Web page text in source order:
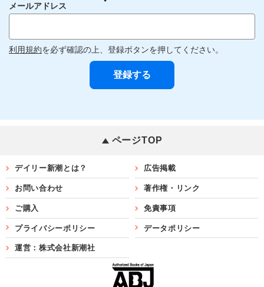
メールアドレス
利用規約を必ず確認の上、登録ボタンを押してください。
ページTOP
デイリー新潮とは？ 広告掲載
お問い合わせ 著作権・リンク
ご購入 免責事項
プライバシーポリシー データポリシー
運営：株式会社新潮社